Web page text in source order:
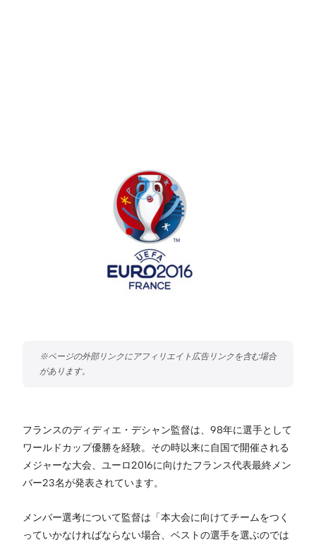
フランスのディディエ・デシャン監督は、98年に選手として
ワールドカップ優勝を経験。その時以来に自国で開催される
メジャーな大会、ユーロ2016に向けたフランス代表最終メン
バー23名が発表されています。
メンバー選考について監督は「本大会に向けてチームをつく
っていかなければならない場合、ベストの選手を選ぶのでは